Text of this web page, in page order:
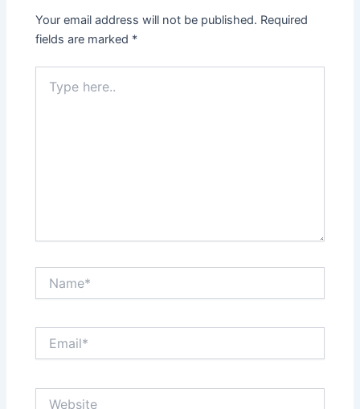
Your email address will not be published. Required
fields are marked *
here..